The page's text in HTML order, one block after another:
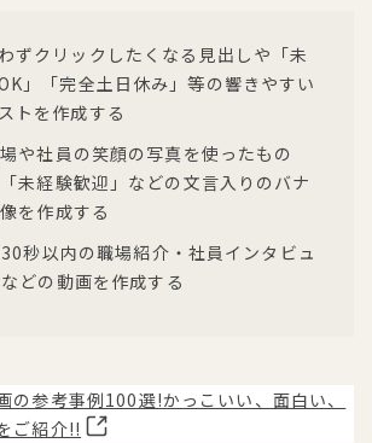
ずクリックしたくなる見出しや「未
」「完全土日休み」等の響きやすい
トを作成する
場や社員の笑顔の写真を使ったもの
未経験歓迎」などの文言入りのバナ
を作成する
30秒以内の職場紹介・社員インタビュ
どの動画を作成する
の参考事例100選!かっこいい、面白い、
ご紹介!!